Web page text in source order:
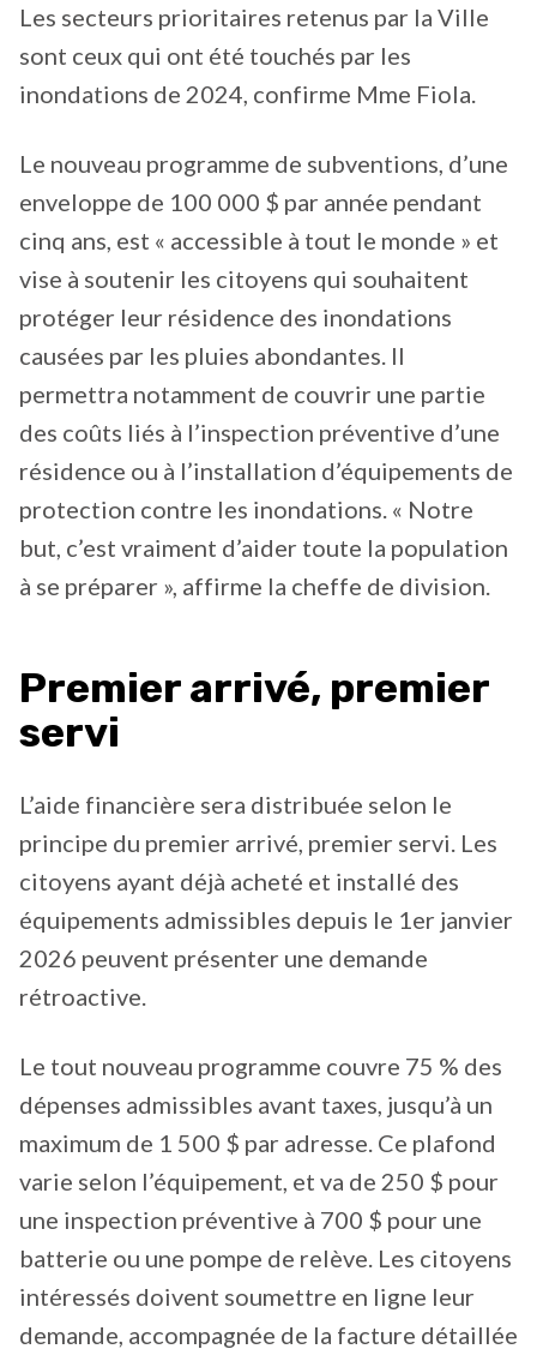
Les secteurs prioritaires retenus par la Ville
sont ceux qui ont été touchés par les
inondations de 2024, confirme Mme Fiola.
Le nouveau programme de subventions, d’une
enveloppe de 100 000 $ par année pendant
cinq ans, est « accessible à tout le monde » et
vise à soutenir les citoyens qui souhaitent
protéger leur résidence des inondations
causées par les pluies abondantes. Il
permettra notamment de couvrir une partie
des coûts liés à l’inspection préventive d’une
résidence ou à l’installation d’équipements de
protection contre les inondations. « Notre
but, c’est vraiment d’aider toute la population
à se préparer », affirme la cheffe de division.
Premier arrivé, premier
servi
L’aide financière sera distribuée selon le
principe du premier arrivé, premier servi. Les
citoyens ayant déjà acheté et installé des
équipements admissibles depuis le 1er janvier
2026 peuvent présenter une demande
rétroactive.
Le tout nouveau programme couvre 75 % des
dépenses admissibles avant taxes, jusqu’à un
maximum de 1 500 $ par adresse. Ce plafond
varie selon l’équipement, et va de 250 $ pour
une inspection préventive à 700 $ pour une
batterie ou une pompe de relève. Les citoyens
intéressés doivent soumettre en ligne leur
demande, accompagnée de la facture détaillée